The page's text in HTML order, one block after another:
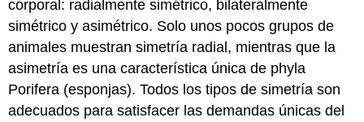
corporal: radialmente simétrico, bilateralmente
simétrico y asimétrico. Solo unos pocos grupos de
animales muestran simetría radial, mientras que la
asimetría es una característica única de phyla
Porifera (esponjas). Todos los tipos de simetría son
adecuados para satisfacer las demandas únicas del